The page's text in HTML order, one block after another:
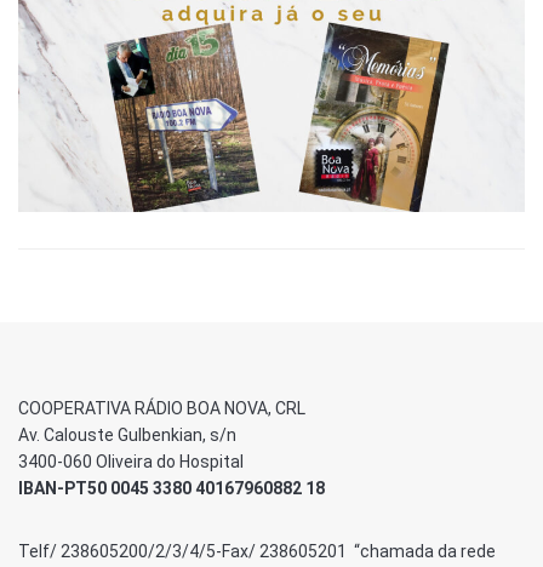
COOPERATIVA RÁDIO BOA NOVA, CRL
Av. Calouste Gulbenkian, s/n
3400-060 Oliveira do Hospital
IBAN-PT50 0045 3380 40167960882 18
Telf/ 238605200/2/3/4/5-Fax/ 238605201 “chamada da rede